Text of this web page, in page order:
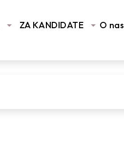
ZA KANDIDATE O nas